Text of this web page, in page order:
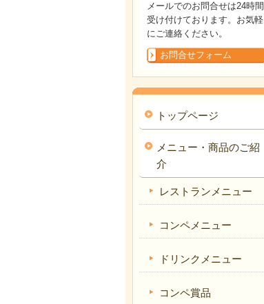
メールでのお問合せは24時間
受け付けております。お気軽
にご連絡ください。
お問合せフォーム
トップページ
メニュー・商品のご紹
介
レストランメニュー
コンペメニュー
ドリンクメニュー
コンペ賞品